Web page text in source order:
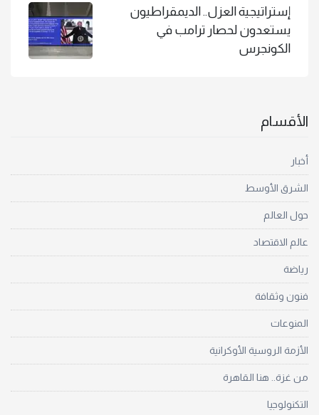
إستراتيجية العزل.. الديمقراطيون
يستعدون لحصار ترامب في
الكونجرس
الأقسام
أخبار
الشرق الأوسط
حول العالم
عالم الاقتصاد
رياضة
فنون وثقافة
المنوعات
الأزمة الروسية الأوكرانية
من غزة.. هنا القاهرة
التكنولوجيا